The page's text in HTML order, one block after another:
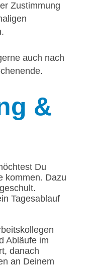
Zustimmung
auch nach
&
Du
kommen. Dazu
Tagesablauf
Abläufe im
danach
an Deinem